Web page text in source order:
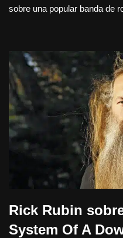
sobre una popular banda de
Rick Rubin
System Of A